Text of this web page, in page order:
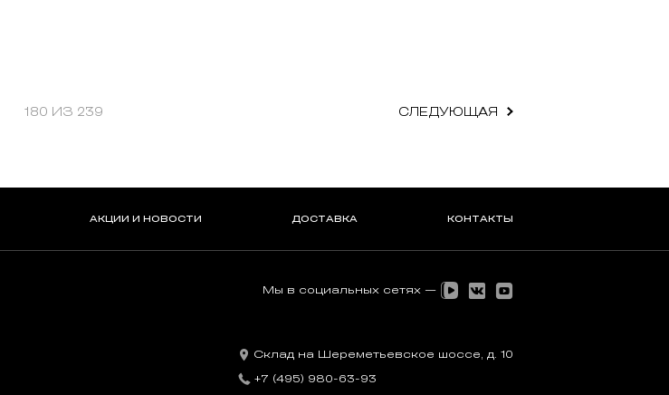
180 ИЗ 239 СЛЕДУЮЩАЯ
АКЦИИ И НОВОСТИ ДОСТАВКА КОНТАКТЫ
Мы в социальных сетях —
Склад на Шереметьевское шоссе, д. 10
+7 (495) 980-63-93